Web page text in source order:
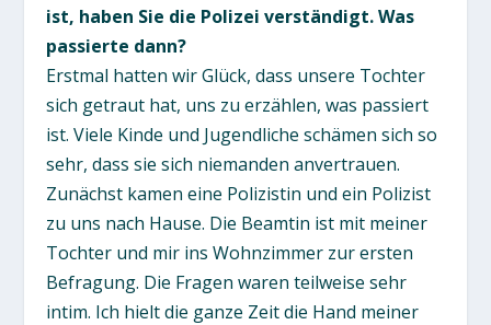
ist, haben Sie die Polizei verständigt. Was
passierte dann?
Erstmal hatten wir Glück, dass unsere Tochter
sich getraut hat, uns zu erzählen, was passiert
ist. Viele Kinde und Jugendliche schämen sich so
sehr, dass sie sich niemanden anvertrauen.
Zunächst kamen eine Polizistin und ein Polizist
zu uns nach Hause. Die Beamtin ist mit meiner
Tochter und mir ins Wohnzimmer zur ersten
Befragung. Die Fragen waren teilweise sehr
intim. Ich hielt die ganze Zeit die Hand meiner